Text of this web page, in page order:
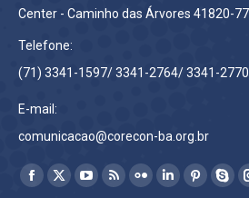
Center - Caminho das Árvores 41820-
Telefone:
(71) 3341-1597/ 3341-2764/ 3341-2770
E-mail:
comunicacao@corecon-ba.org.br
Encontre-nos em:
Facebook
X
YouTube
Rss FlickrLinkedinPinterest